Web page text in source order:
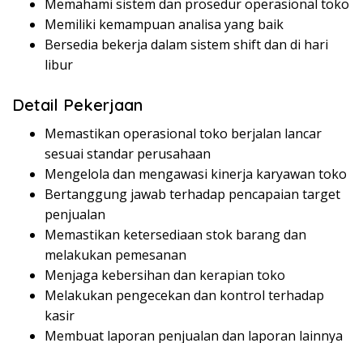
Memahami sistem dan prosedur operasional toko
Memiliki kemampuan analisa yang baik
Bersedia bekerja dalam sistem shift dan di hari
libur
Detail Pekerjaan
Memastikan operasional toko berjalan lancar
sesuai standar perusahaan
Mengelola dan mengawasi kinerja karyawan toko
Bertanggung jawab terhadap pencapaian target
penjualan
Memastikan ketersediaan stok barang dan
melakukan pemesanan
Menjaga kebersihan dan kerapian toko
Melakukan pengecekan dan kontrol terhadap
kasir
Membuat laporan penjualan dan laporan lainnya